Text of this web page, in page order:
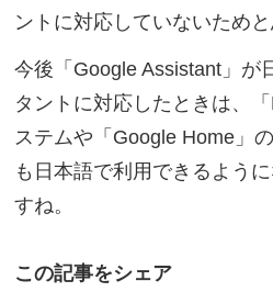
ントに対応していないためと
今後「Google Assistant」が
タントに対応したときは、
ステムや「Google Home」
も日本語で利用できるよう
すね。
この記事をシェア